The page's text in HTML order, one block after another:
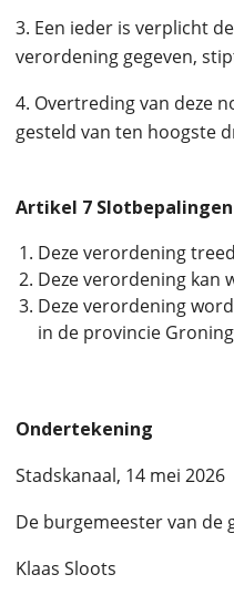
3. Een ieder is verplicht
verordening gegeven,
4. Overtreding van deze
gesteld van ten hoogste
Artikel 7 Slotbepalingen
Deze verordening
Deze verordening kan
Deze verordening
in de provincie
Ondertekening
Stadskanaal, 14 mei 2026
De burgemeester van de
Klaas Sloots